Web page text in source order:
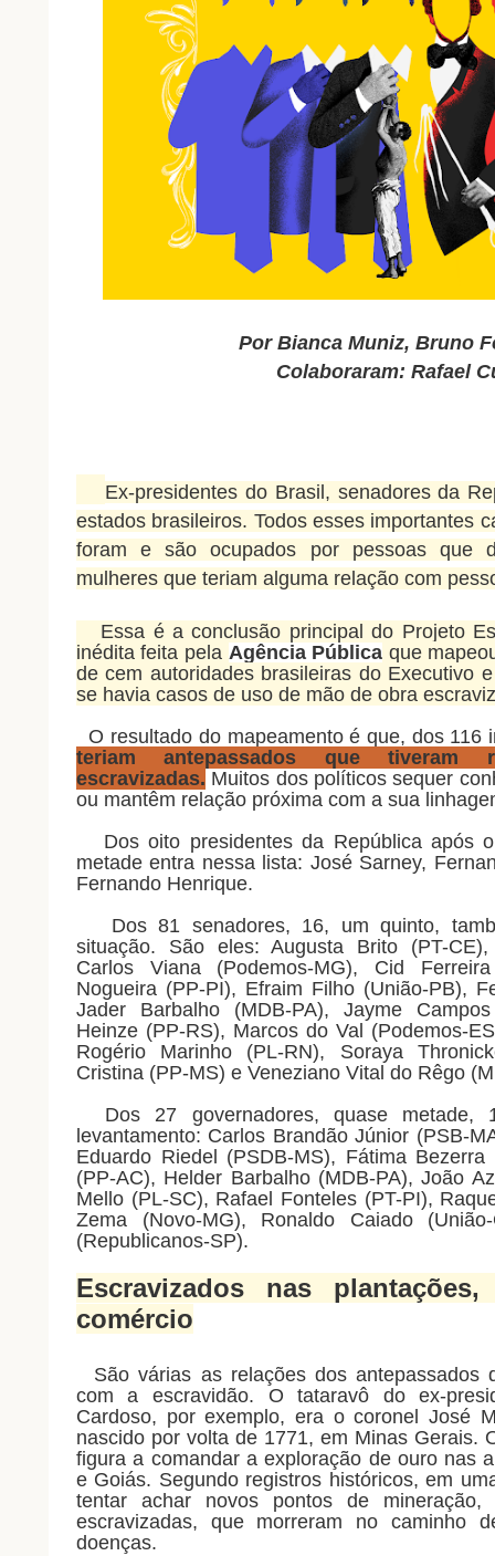
Por Bianca Muniz, Bruno
Colaboraram: Rafael
Ex-presidentes do Brasil, senadores da
estados brasileiros. Todos esses importantes
foram e são ocupados por pessoas que
mulheres que teriam alguma relação com
Essa é a conclusão principal do Projeto
inédita feita pela Agência Pública que
de cem autoridades brasileiras do Executivo
se havia casos de uso de mão de obra
O resultado do mapeamento é que, dos 116
teriam antepassados que tiveram
escravizadas. Muitos dos políticos sequer
ou mantêm relação próxima com a sua
Dos oito presidentes da República após
metade entra nessa lista: José Sarney,
Fernando Henrique.
Dos 81 senadores, 16, um quinto,
situação. São eles: Augusta Brito (PT-
Carlos Viana (Podemos-MG), Cid
Nogueira (PP-PI), Efraim Filho (União-PB),
Jader Barbalho (MDB-PA), Jayme
Heinze (PP-RS), Marcos do Val (Podemos-
Rogério Marinho (PL-RN), Soraya
Cristina (PP-MS) e Veneziano Vital do Rêgo
Dos 27 governadores, quase metade,
levantamento: Carlos Brandão Júnior (PSB-
Eduardo Riedel (PSDB-MS), Fátima
(PP-AC), Helder Barbalho (MDB-PA), João
Mello (PL-SC), Rafael Fonteles (PT-PI),
Zema (Novo-MG), Ronaldo Caiado
(Republicanos-SP).
Escravizados nas
comércio
São várias as relações dos antepassados
com a escravidão. O tataravô do ex-
Cardoso, por exemplo, era o coronel José
nascido por volta de 1771, em Minas Gerais.
figura a comandar a exploração de ouro nas
e Goiás. Segundo registros históricos, em
tentar achar novos pontos de
escravizadas, que morreram no caminho
doenças.